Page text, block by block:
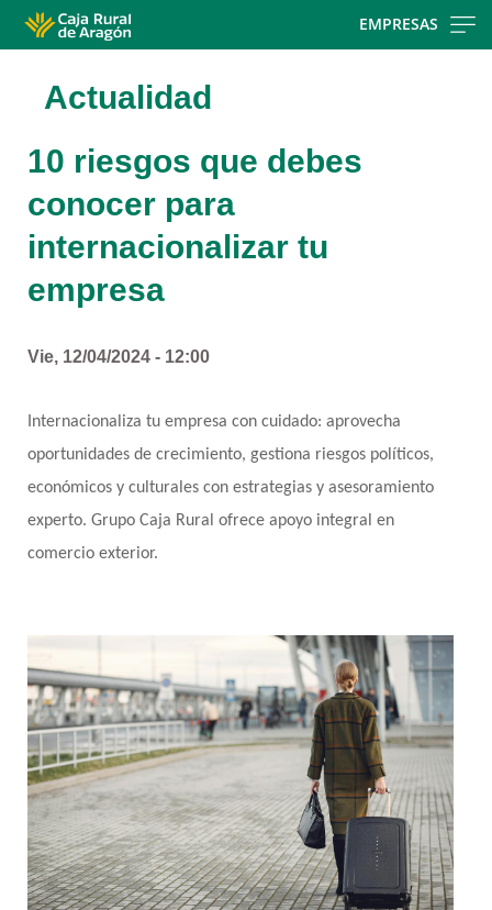
EMPRESAS
Actualidad
10 riesgos que debes
conocer para
internacionalizar tu
empresa
Vie, 12/04/2024 - 12:00
Internacionaliza tu empresa con cuidado: aprovecha
oportunidades de crecimiento, gestiona riesgos políticos,
económicos y culturales con estrategias y asesoramiento
experto. Grupo Caja Rural ofrece apoyo integral en
comercio exterior.